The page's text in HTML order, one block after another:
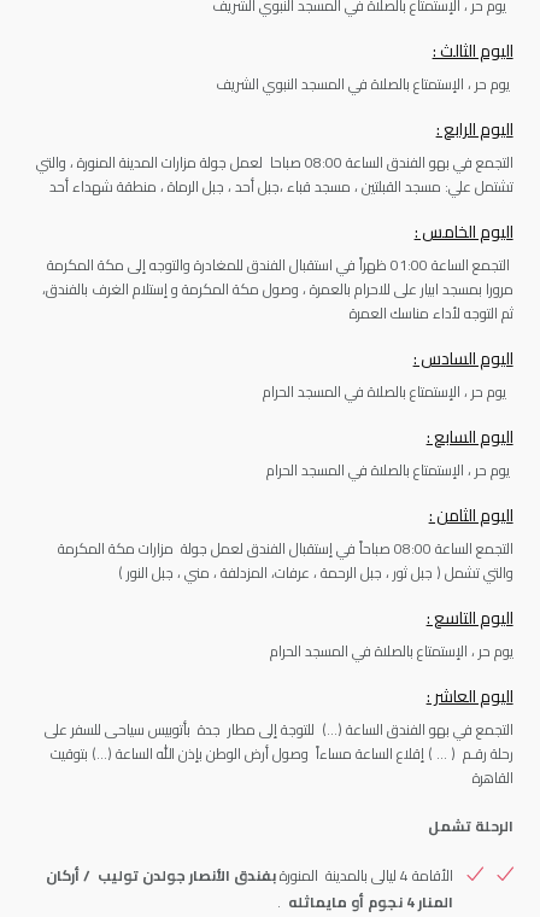
اليوم الثالث :
يوم حر ، الإستمتاع بالصلاة في المسجد النبوي الشريف
اليوم الرابع :
التجمع في بهو الفندق الساعة 08:00 صباحا لعمل جولة مزارات المدينة المنورة ، والتي
تشتمل علي: مسجد القبلتين ، مسجد قباء ،جبل أحد ، جبل الرماة ، منطقة شهداء أحد
اليوم الخامس :
التجمع الساعة 01:00 ظهراً في استقبال الفندق للمغادرة والتوجه إلى مكة المكرمة
مرورا بمسجد ابيار على للاحرام بالعمرة ، وصول مكة المكرمة و إستلام الغرف بالفندق،
ثم التوجه لأداء مناسك العمرة
اليوم السادس :
يوم حر ، الإستمتاع بالصلاة في المسجد الحرام
اليوم السابع :
يوم حر ، الإستمتاع بالصلاة في المسجد الحرام
اليوم الثامن :
التجمع الساعة 08:00 صباحاً في إستقبال الفندق لعمل جولة مزارات مكة المكرمة
والتي تشمل ( جبل ثور ، جبل الرحمة ، عرفات، المزدلفة ، مني ، جبل النور )
اليوم التاسع :
يوم حر ، الإستمتاع بالصلاة في المسجد الحرام
اليوم العاشر :
التجمع في بهو الفندق الساعة (…) للتوجة إلى مطار جدة بأتوبيس سياحى للسفر على
رحلة رقـم ( … ) إقلاع الساعة مساءاً وصول أرض الوطن بإذن الله الساعة (…) بتوقيت
القاهرة
الرحلة تشمل
الأقامة 4 ليالى بالمدينة المنورة
بفندق الأنصار جولدن توليب / أركان
المنار 4 نجوم أو مايماثله
.